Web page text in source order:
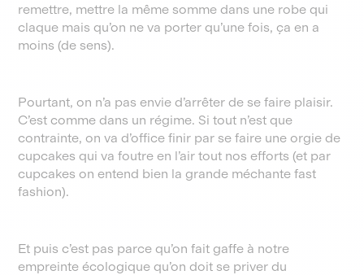
remettre, mettre la même somme dans une robe qui
claque mais qu’on ne va porter qu’une fois, ça en a
moins (de sens).
Pourtant, on n’a pas envie d’arrêter de se faire plaisir.
C’est comme dans un régime. Si tout n’est que
contrainte, on va d’office finir par se faire une orgie de
cupcakes qui va foutre en l’air tout nos efforts (et par
cupcakes on entend bien la grande méchante fast
fashion).
Et puis c’est pas parce qu’on fait gaffe à notre
empreinte écologique qu’on doit se priver du